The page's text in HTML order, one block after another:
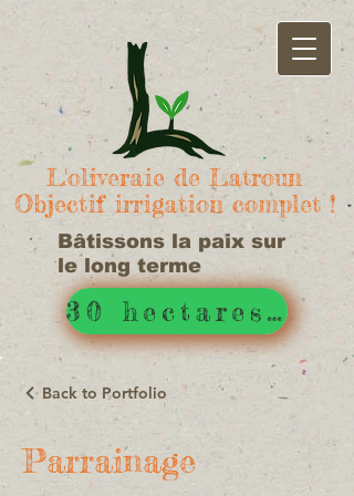
L'oliveraie de Latroun
Objectif irrigation complet !
30 hectares
Bâtissons la paix sur
le long terme
Back to Portfolio
Parrainage